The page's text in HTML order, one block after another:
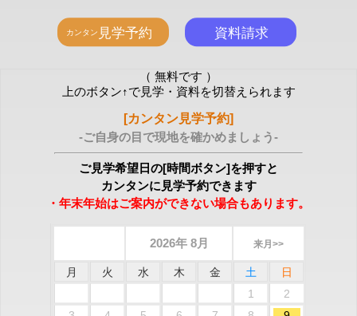
（ 無料です ）
上のボタン↑で見学・資料を切替えられます
[カンタン見学予約]
-ご自身の目で現地を確かめましょう-
ご見学希望日の[時間ボタン]を押すと
カンタンに見学予約できます
・年末年始はご案内ができない場合もあります。
2026年 8月 来月>>
月 火 水 木 金 土
日
1
2